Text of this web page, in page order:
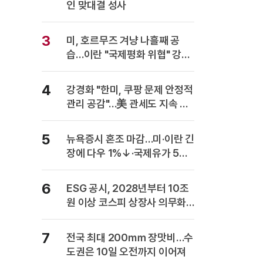
인 맞대결 성사
3
미, 호르무즈 겨냥 나흘째 공
습…이란 "국제평화 위협" 강력
반발
4
강경화 "한미, 쿠팡 문제 안정적
관리 공감"…美 관세도 지속 협
의
5
뉴욕증시 혼조 마감…미·이란 긴
장에 다우 1%↓·국제유가 5%
급등
6
ESG 공시, 2028년부터 10조
원 이상 코스피 상장사 의무화…
사업보고서에 담는다
7
전국 최대 200㎜ 장맛비…수
도권은 10일 오전까지 이어져